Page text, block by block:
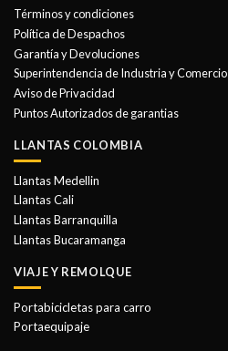
Las
opciones
se
pueden
elegir
en
página
Términos y condiciones
Política de Despachos
Garantía y Devoluciones
Superintendencia de Industria y Comercio
Aviso de Privacidad
Puntos Autorizados de garantias
LLANTAS COLOMBIA
Llantas Medellin
Llantas Cali
Llantas Barranquilla
Llantas Bucaramanga
VIAJE Y REMOLQUE
Portabicicletas para carro
Portaequipaje